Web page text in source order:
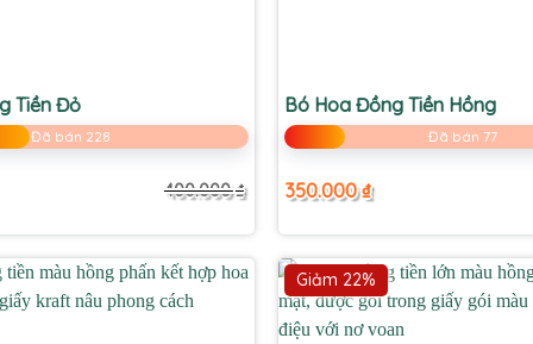
Tiền Đỏ
Đã bán 228
400.000₫Giá
là:
Giá
tại
280.000 ₫.
Bó Hoa Đồng Tiền Hồng
Đã bán 77
350.000₫
Giảm 22%